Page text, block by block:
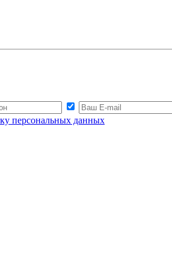
персональных данных